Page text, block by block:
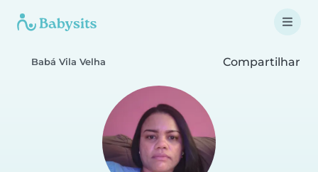
Babá Vila Velha Compartilhar